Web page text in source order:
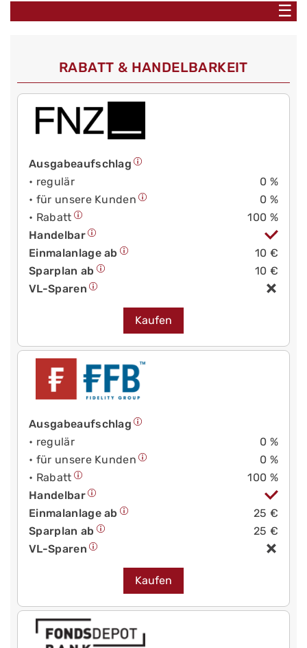
☰
RABATT & HANDELBARKEIT
Ausgabeaufschlag
• regulär
0 %
• für unsere Kunden
0 %
• Rabatt
100 %
Handelbar
Einmalanlage ab
10 €
Sparplan ab
10 €
VL-Sparen
Kaufen
Ausgabeaufschlag
• regulär
0 %
• für unsere Kunden
0 %
• Rabatt
100 %
Handelbar
Einmalanlage ab
25 €
Sparplan ab
25 €
VL-Sparen
Kaufen